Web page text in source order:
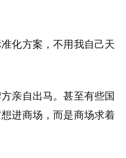
化方案，不用我自己天
亲自出马。甚至有些国
进商场，而是商场求着